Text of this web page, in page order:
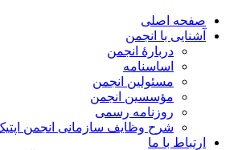
صفحه اصلی
آشنایی با انجمن
دربارۀ انجمن
اساسنامه
مسئولین انجمن
مؤسسین انجمن
روزنامه رسمی
شرح وظایف سازمانی انجمن اپتیک
ارتباط با ما